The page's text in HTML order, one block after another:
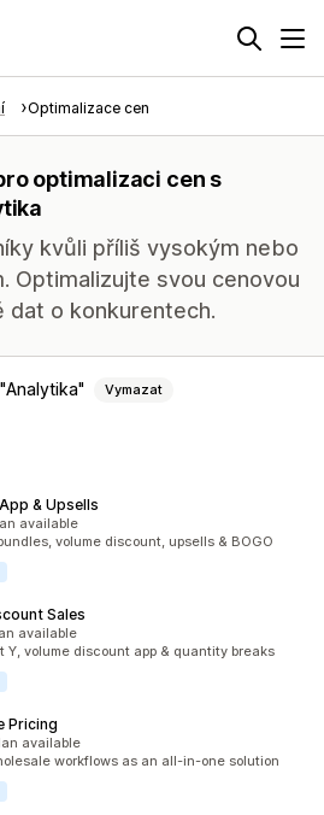
Optimalizace cen
optimalizaci cen s
kvůli příliš vysokým nebo
Optimalizujte svou cenovou
dat o konkurentech.
Analytika Vymazat
& Upsells
1003
available
volume discount, upsells & BOGO
Sales
1184
available
Y, volume discount app & quantity breaks
Pricing
1088
available
workflows as an all-in-one solution